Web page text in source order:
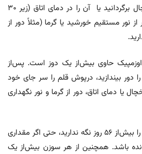
می‌توانید آن را به یخچال برگردانید یا آن را در دمای اتاق (زیر ۳۰
نور مستقیم خورشید یا گرما (مثلاً دور از
اوزمپیک حاوی بیش‌از یک دوز است. پس‌از
دور بیندازید، درپوش قلم را سر جای خود
یا دمای اتاق، دور از گرما و نور نگهداری
قلم بازشده را بیش‌از ۵۶ روز نگه ندارید، حتی اگر مقداری
باشد. همچنین از هر سوزن بیش‌از یک